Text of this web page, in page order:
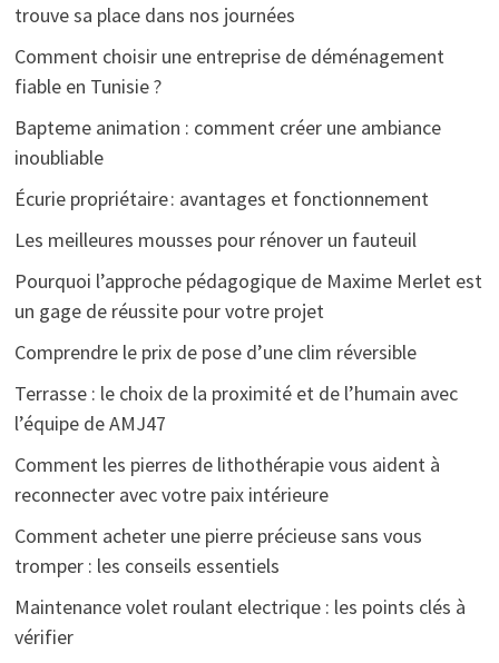
trouve sa place dans nos journées
Comment choisir une entreprise de déménagement
fiable en Tunisie ?
Bapteme animation : comment créer une ambiance
inoubliable
Écurie propriétaire : avantages et fonctionnement
Les meilleures mousses pour rénover un fauteuil
Pourquoi l’approche pédagogique de Maxime Merlet est
un gage de réussite pour votre projet
Comprendre le prix de pose d’une clim réversible
Terrasse : le choix de la proximité et de l’humain avec
l’équipe de AMJ47
Comment les pierres de lithothérapie vous aident à
reconnecter avec votre paix intérieure
Comment acheter une pierre précieuse sans vous
tromper : les conseils essentiels
Maintenance volet roulant electrique : les points clés à
vérifier